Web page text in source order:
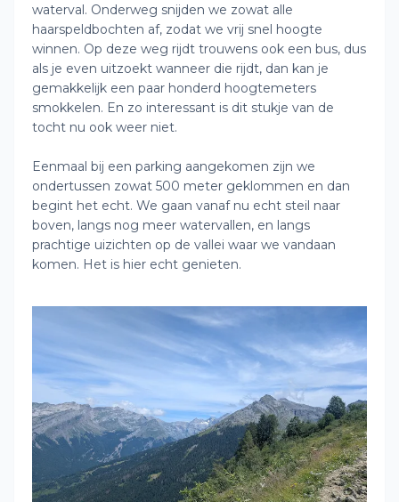
waterval. Onderweg snijden we zowat alle
haarspeldbochten af, zodat we vrij snel hoogte
winnen. Op deze weg rijdt trouwens ook een bus, dus
als je even uitzoekt wanneer die rijdt, dan kan je
gemakkelijk een paar honderd hoogtemeters
smokkelen. En zo interessant is dit stukje van de
tocht nu ook weer niet.
Eenmaal bij een parking aangekomen zijn we
ondertussen zowat 500 meter geklommen en dan
begint het echt. We gaan vanaf nu echt steil naar
boven, langs nog meer watervallen, en langs
prachtige uizichten op de vallei waar we vandaan
komen. Het is hier echt genieten.